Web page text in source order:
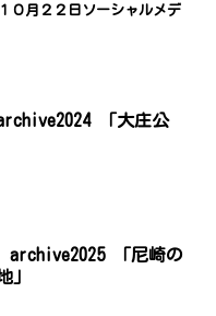
０月２２日ソーシャルメデ
「大庄公
archive2025 「尼崎の
」